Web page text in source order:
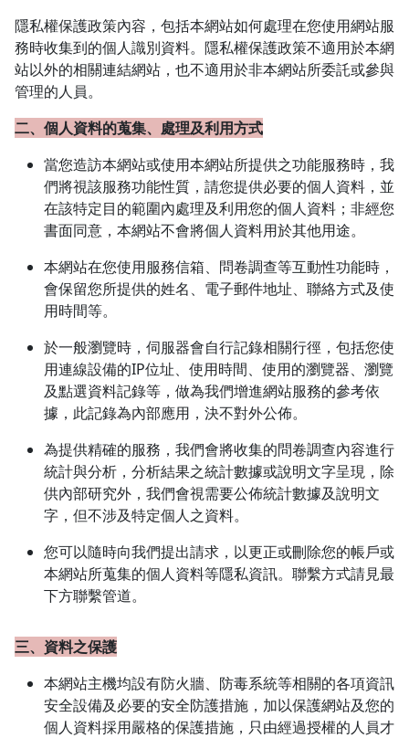
隱私權保護政策內容，包括本網站如何處理在您使用網站服
務時收集到的個人識別資料。隱私權保護政策不適用於本網
站以外的相關連結網站，也不適用於非本網站所委託或參與
管理的人員。
二、個人資料的蒐集、處理及利用方式
當您造訪本網站或使用本網站所提供之功能服務時，我
們將視該服務功能性質，請您提供必要的個人資料，並
在該特定目的範圍內處理及利用您的個人資料；非經您
書面同意，本網站不會將個人資料用於其他用途。
本網站在您使用服務信箱、問卷調查等互動性功能時，
會保留您所提供的姓名、電子郵件地址、聯絡方式及使
用時間等。
於一般瀏覽時，伺服器會自行記錄相關行徑，包括您使
用連線設備的IP位址、使用時間、使用的瀏覽器、瀏覽
及點選資料記錄等，做為我們增進網站服務的參考依
據，此記錄為內部應用，決不對外公佈。
為提供精確的服務，我們會將收集的問卷調查內容進行
統計與分析，分析結果之統計數據或說明文字呈現，除
供內部研究外，我們會視需要公佈統計數據及說明文
字，但不涉及特定個人之資料。
您可以隨時向我們提出請求，以更正或刪除您的帳戶或
本網站所蒐集的個人資料等隱私資訊。聯繫方式請見最
下方聯繫管道。
三、資料之保護
本網站主機均設有防火牆、防毒系統等相關的各項資訊
安全設備及必要的安全防護措施，加以保護網站及您的
個人資料採用嚴格的保護措施，只由經過授權的人員才